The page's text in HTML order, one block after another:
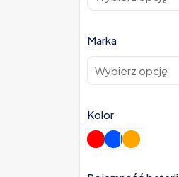
Marka
Kolor